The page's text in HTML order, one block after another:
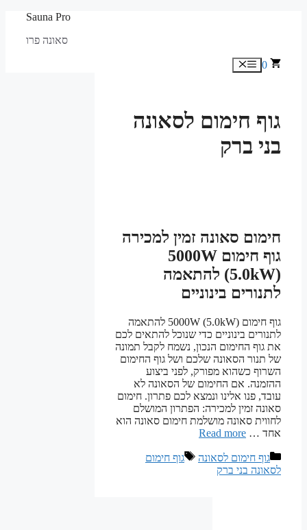
Sauna Pro
סאונה פרו
0 תפריט
גוף חימום לסאונה
בני ברק
חימום סאונה זמין למכירה
גוף חימום 5000W
(5.0kW) להתאמה
לתנורים בינוניים
גוף חימום 5000W (5.0kW) להתאמה
לתנורים בינוניים כדי שנוכל להתאים לכם
את גוף החימום הנכון, נשמח לקבל תמונה
של תנור הסאונה שלכם ושל גוף החימום
השרוף כשהוא מפורק, לפני ביצוע
ההזמנה. אם החימום של הסאונה לא
עובד, פנו אלינו ונמצא לכם פתרון. חימום
סאונה זמין למכירה: הפתרון המושלם
לחווית סאונה מושלמת חימום סאונה הוא
אחד … Read more
קטגוריות
גוף חימום לסאונה תגיות
גוף חימום
לסאונה בני ברק